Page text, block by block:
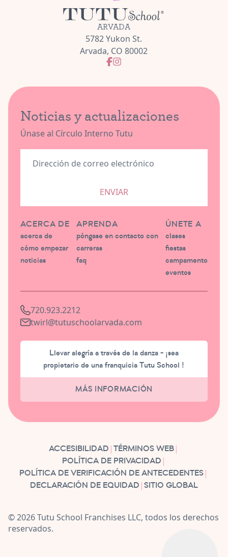
ARVADA
5782 Yukon St.
Arvada, CO 80002
Noticias y actualizaciones
Únase al Círculo Interno Tutu
ENVIAR
ACERCA DE
acerca de
cómo empezar
noticias
APRENDA
póngase en contacto con
carreras
faq
ÚNETE A
clases
fiestas
campamento
eventos
720.923.2212
twirl@tutuschoolarvada.com
Llevar alegría a través de la danza - ¡sea
propietario de una franquicia Tutu School !
MÁS INFORMACIÓN
ACCESIBILIDAD |TÉRMINOS WEB |
POLÍTICA DE PRIVACIDAD |
POLÍTICA DE VERIFICACIÓN DE ANTECEDENTES |
DECLARACIÓN DE EQUIDAD | SITIO GLOBAL
© 2026 Tutu School Franchises LLC, todos los derechos
reservados.